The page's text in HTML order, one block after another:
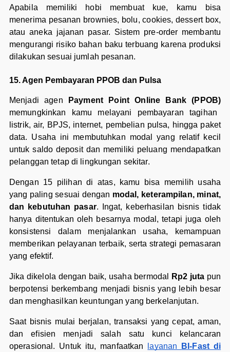
Apabila memiliki hobi membuat kue, kamu bisa
menerima pesanan brownies, bolu, cookies, dessert box,
atau aneka jajanan pasar. Sistem pre-order membantu
mengurangi risiko bahan baku terbuang karena produksi
dilakukan sesuai jumlah pesanan.
15. Agen Pembayaran PPOB dan Pulsa
Menjadi agen
Payment Point Online Bank (PPOB)
memungkinkan kamu melayani pembayaran tagihan
listrik, air, BPJS, internet, pembelian pulsa, hingga paket
data. Usaha ini membutuhkan modal yang relatif kecil
untuk saldo deposit dan memiliki peluang mendapatkan
pelanggan tetap di lingkungan sekitar.
Dengan 15 pilihan di atas, kamu bisa memilih usaha
yang paling sesuai dengan modal, keterampilan, minat,
dan kebutuhan pasar. Ingat, keberhasilan bisnis tidak
hanya ditentukan oleh besarnya modal, tetapi juga oleh
konsistensi dalam menjalankan usaha, kemampuan
memberikan pelayanan terbaik, serta strategi pemasaran
yang efektif.
Jika dikelola dengan baik, usaha bermodal Rp2 juta pun
berpotensi berkembang menjadi bisnis yang lebih besar
dan menghasilkan keuntungan yang berkelanjutan.
Saat bisnis mulai berjalan, transaksi yang cepat, aman,
dan efisien menjadi salah satu kunci kelancaran
operasional. Untuk itu, manfaatkan
layanan
BI-Fast di